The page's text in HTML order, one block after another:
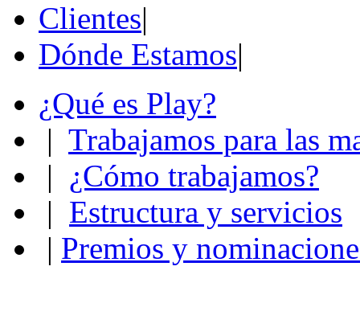
Clientes|
Dónde Estamos|
¿Qué es Play?
| Trabajamos para las
| ¿Cómo trabajamos?
| Estructura y servicios
| Premios y